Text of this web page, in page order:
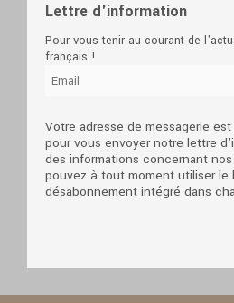
Lettre d'information
Pour vous tenir au courant de
français !
Votre adresse de messagerie
pour vous envoyer notre lettre
des informations concernant
pouvez à tout moment utiliser le
désabonnement intégré dans